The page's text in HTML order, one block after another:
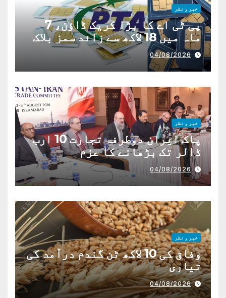
خبر و نظر
پی ٹی اے کا بڑا کریک ڈاؤن، 7
ماہ میں 18 لاکھ سے زائد سمز بلاک
04/08/2026
خبر و نظر
پاک ایران دوطرفہ تجارت 10 ارب
ڈالر تک بڑھانے کا عزم
04/08/2026
خبر و نظر
وفاق کی 10 لاکھ ٹن گندم درآمد کی
تیاری
04/08/2026